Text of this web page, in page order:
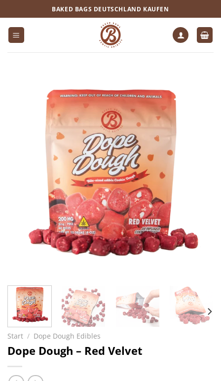
Inhalt
springen
BAKED BAGS DEUTSCHLAND KAUFEN
Start / Dope Dough Edibles
Dope Dough – Red Velvet